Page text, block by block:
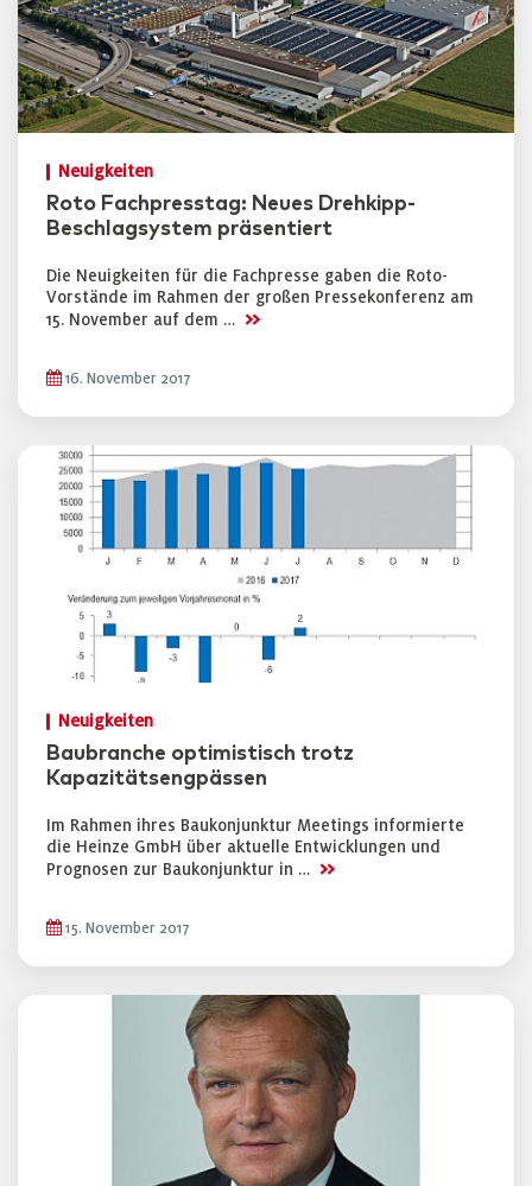
Neuigkeiten
Roto Fachpresstag: Neues Drehkipp-
Beschlagsystem präsentiert
Die Neuigkeiten für die Fachpresse gaben die Roto-
Vorstände im Rahmen der großen Pressekonferenz am
15. November auf dem … >>
16. November 2017
Neuigkeiten
Baubranche optimistisch trotz
Kapazitätsengpässen
Im Rahmen ihres Baukonjunktur Meetings informierte
die Heinze GmbH über aktuelle Entwicklungen und
Prognosen zur Baukonjunktur in … >>
15. November 2017